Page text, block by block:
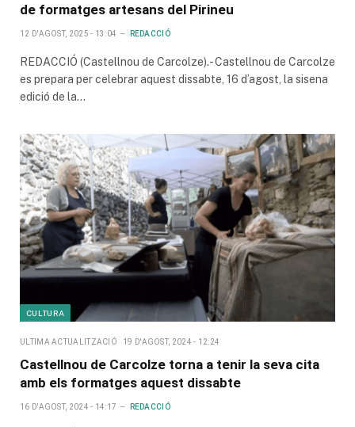
de formatges artesans del Pirineu
12 D'AGOST, 2025 - 13:04 REDACCIÓ
REDACCIÓ (Castellnou de Carcolze).- Castellnou de Carcolze
es prepara per celebrar aquest dissabte, 16 d’agost, la sisena
edició de la…
CULTURA
ULTIMA ACTUALITZACIÓ 19 D'AGOST, 2024 - 12:24
Castellnou de Carcolze torna a tenir la seva cita
amb els formatges aquest dissabte
16 D'AGOST, 2024 - 14:17 REDACCIÓ